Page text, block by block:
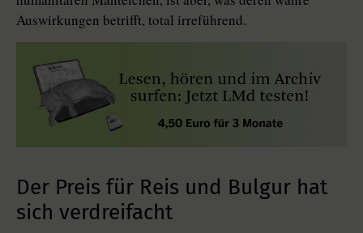
Auswirkungen betrifft, total irre­führend.
Der Preis für Reis und Bulgur hat
sich verdreifacht